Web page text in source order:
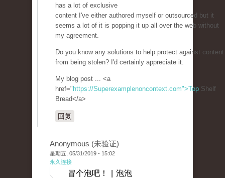
has a lot of exclusive
content I've either authored myself or outsourced but it
seems a lot of it is popping it up all over the web without
my agreement.
Do you know any solutions to help protect against content
from being stolen? I'd certainly appreciate it.
My blog post ... <a
href=" https://Superexamplenoncontext.com">Top Shelf
Bread</a>
回复
Anonymous (未验证)
星期五, 05/31/2019 - 15:02
永久连接
冒个泡吧！ | 泡泡